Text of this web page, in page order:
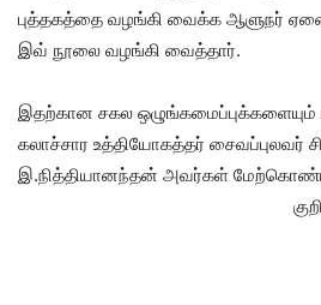
புத்தகத்தை வழங்கி வைக்க ஆளுநர்
இவ் நூலை வழங்கி வைத்தார்.
இதற்கான சகல
கலாச்சார உத்தியோகத்தர் சைவப்புலவர்
இ.நித்தியானந்தன் அவர்கள்